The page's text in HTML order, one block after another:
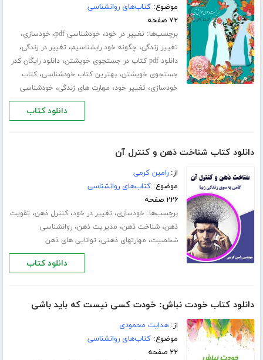
موضوع:کتاب‌های روانشناسی
۷۲ صفحه
برچسب‌ها: تغییر در خود، خودشناسی pdf ، خودسازی،
تغییر زندگی، چگونه خود رابشناسیم، تغییر در زندگی،
دانلود pdf کتاب در جستجوی خویشتن ،دانلود رایگان کدر
جستجوی خویشتن،بهترین کتاب خودشناسی،کتاب
خودسازی، تغییر خود، مهارت های زندگی، خودشناسی
دانلود کتاب
دانلود کتاب شناخت ذهن و کنترل آن
از:رامین کرمی
موضوع:کتاب‌های روانشناسی
۲۲۶ صفحه
برچسب‌ها: خودسازی، تغییر در خود،کنترل ذهن، تقویت
ذهن،شناخت ذهن، مدیریت ذهن،روانشناسی
شخصیت، مهارت­های ذهنی، توانایی های ذهن
دانلود کتاب
دانلود کتاب خودت نباش: خودت کسی نیست که باید باشی
از:هدایت محمودی
موضوع:کتاب‌های روانشناسی
۲۲ صفحه